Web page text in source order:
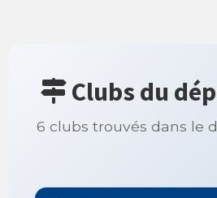
Clubs du
6 clubs trouvés dans le